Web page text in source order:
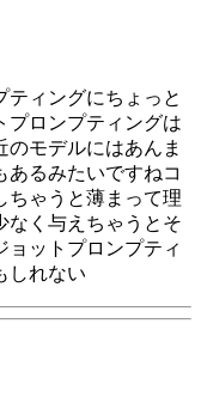
ティングにちょっと
プロンプティングは
モデルにはあんま
あるみたいですねコ
ちゃうと薄まって理
なく与えちゃうとそ
ョットプロンプティ
しれない